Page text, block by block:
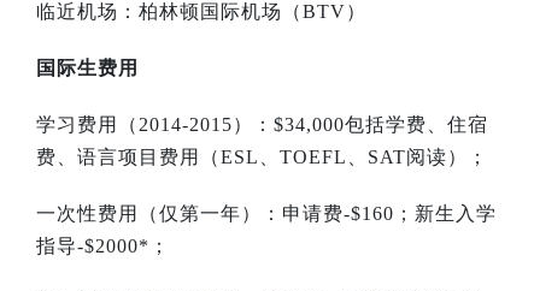
临近机场：柏林顿国际机场（BTV）
国际生费用
学习费用（ 2014-2015）： $34,000包括学费、住宿
费、语言项目费用（ESL TOEFL SAT阅读）；
一次性费用（仅第一年）：申请费-$160 ；新生入学
指导-$2000* ；